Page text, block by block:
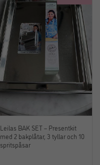
Leilas BAK SET – Presentkit
med 2 bakplåtar, 3 tyllar och 10
spritspåsar